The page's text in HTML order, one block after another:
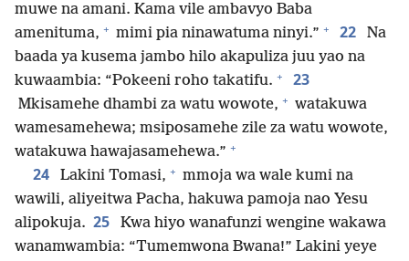
muwe na amani. Kama vile ambavyo Baba
amenituma, + mimi pia ninawatuma ninyi.” + 22
Na
baada ya kusema jambo hilo akapuliza juu yao na
kuwaambia: “Pokeeni roho takatifu. + 23
Mkisamehe dhambi za watu wowote, + watakuwa
wamesamehewa; msiposamehe zile za watu wowote,
watakuwa hawajasamehewa.” +
24 Lakini Tomasi, + mmoja wa wale kumi na
wawili, aliyeitwa Pacha, hakuwa pamoja nao Yesu
alipokuja. 25
Kwa hiyo wanafunzi wengine wakawa
wanamwambia: “Tumemwona Bwana!” Lakini yeye